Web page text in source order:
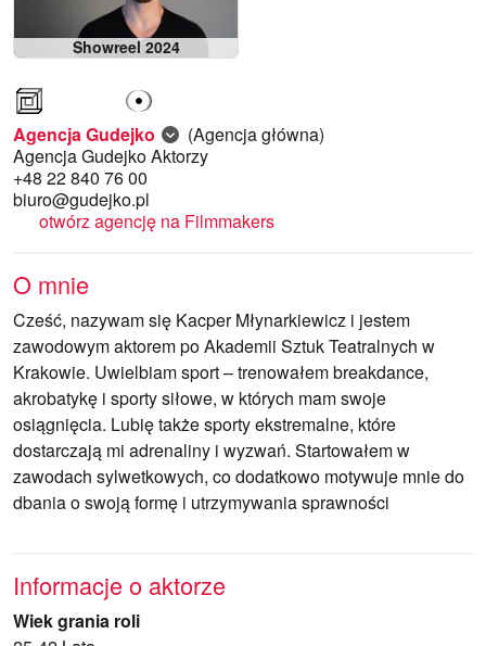
Showreel 2024
Agencja Gudejko
(Agencja główna)
Agencja Gudejko Aktorzy
+48 22 840 76 00
biuro@gudejko.pl
otwórz agencję na Filmmakers
O mnie
Cześć, nazywam się Kacper Młynarkiewicz i jestem
zawodowym aktorem po Akademii Sztuk Teatralnych w
Krakowie. Uwielbiam sport – trenowałem breakdance,
akrobatykę i sporty siłowe, w których mam swoje
osiągnięcia. Lubię także sporty ekstremalne, które
dostarczają mi adrenaliny i wyzwań. Startowałem w
zawodach sylwetkowych, co dodatkowo motywuje mnie do
dbania o swoją formę i utrzymywania sprawności
Informacje o aktorze
Wiek grania roli